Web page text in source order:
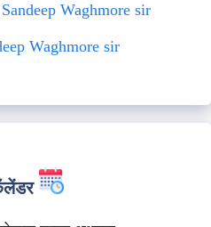
Waghmore sir
Waghmore sir